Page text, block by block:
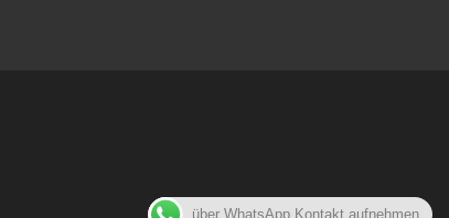
über WhatsApp Kontakt aufnehmen